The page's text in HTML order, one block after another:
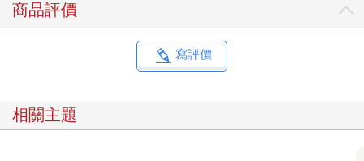
商品評價
寫評價
相關主題